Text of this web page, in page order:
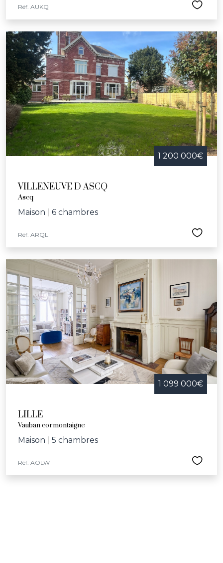
Réf. AUKQ
1 200 000€
VILLENEUVE D ASCQ
Ascq
Maison 6 chambres
Réf. ARQL
1 099 000€
LILLE
Vauban cormontaigne
Maison 5 chambres
Réf. AOLW